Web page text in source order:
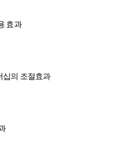
효과
십의 조절효과